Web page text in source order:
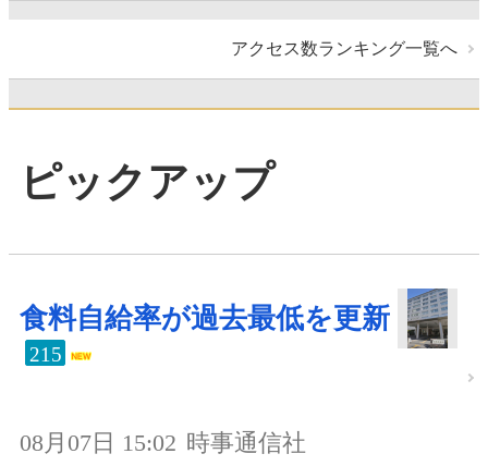
アクセス数ランキング一覧へ
ピックアップ
食料自給率が過去最低を更新
215
08月07日 15:02 時事通信社